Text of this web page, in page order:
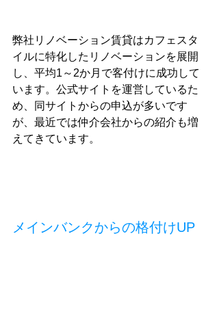
弊社リノベーション賃貸はカフェスタ
イルに特化したリノベーションを展開
し、平均1～2か月で客付けに成功して
います。公式サイトを運営しているた
め、同サイトからの申込が多いです
が、最近では仲介会社からの紹介も増
えてきています。
メインバンクからの格付けUP